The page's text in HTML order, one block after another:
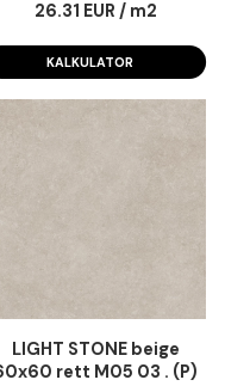
COPENHAGEN
COPENHAGEN cream
M01 03 rett (P)
26.31 EUR / m2